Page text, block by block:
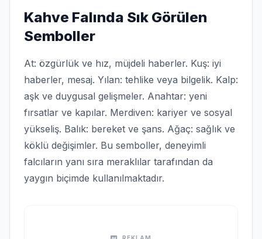
Kahve Falında Sık Görülen
Semboller
At: özgürlük ve hız, müjdeli haberler. Kuş: iyi
haberler, mesaj. Yılan: tehlike veya bilgelik. Kalp:
aşk ve duygusal gelişmeler. Anahtar: yeni
fırsatlar ve kapılar. Merdiven: kariyer ve sosyal
yükseliş. Balık: bereket ve şans. Ağaç: sağlık ve
köklü değişimler. Bu semboller, deneyimli
falcıların yanı sıra meraklılar tarafından da
yaygın biçimde kullanılmaktadır.